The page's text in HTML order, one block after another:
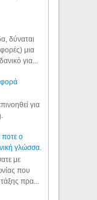
δύναται
φορές) μια
για...
για
ποτε ο
γλώσσα.
με
που
πρα...